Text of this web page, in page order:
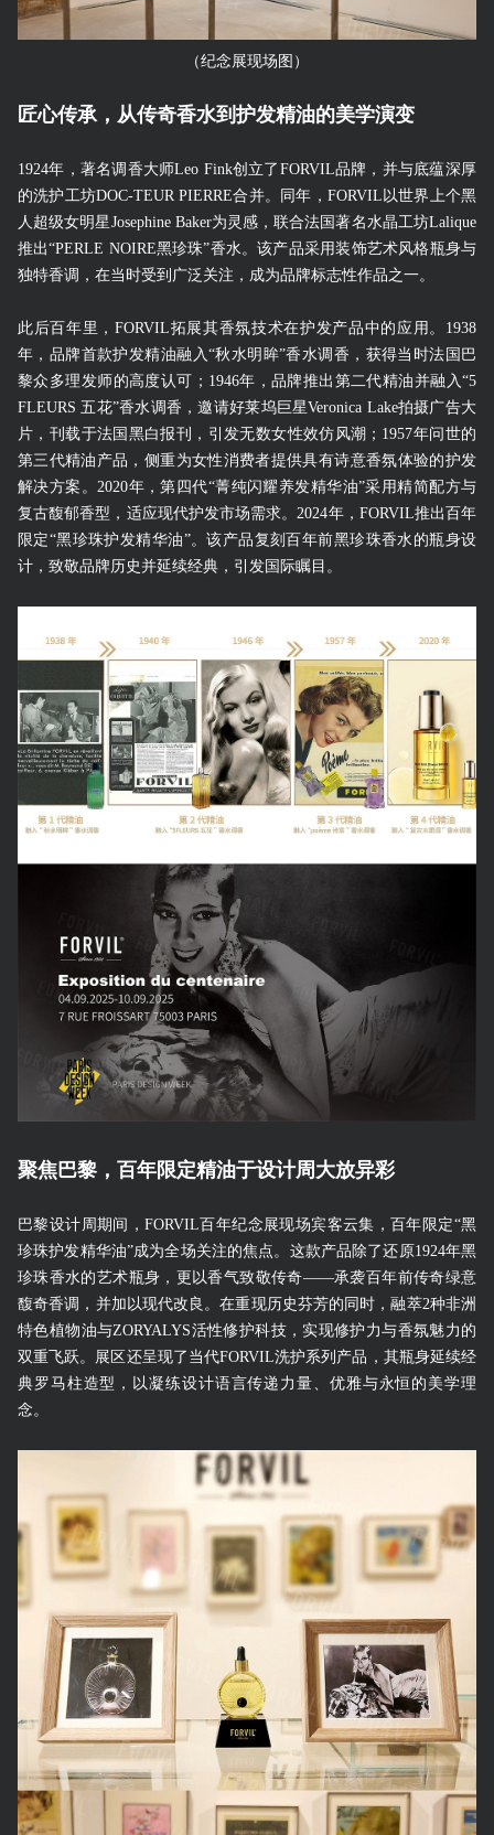
（纪念展现场图）
匠心传承，从传奇香水到护发精油的美学演变
1924年，著名调香大师Leo Fink创立了FORVIL品牌，并与底蕴深厚
的洗护工坊DOC-TEUR PIERRE合并。同年，FORVIL以世界上个黑
人超级女明星Josephine Baker为灵感，联合法国著名水晶工坊Lalique
推出“PERLE NOIRE黑珍珠”香水。该产品采用装饰艺术风格瓶身与
独特香调，在当时受到广泛关注，成为品牌标志性作品之一。
此后百年里，FORVIL拓展其香氛技术在护发产品中的应用。1938
年，品牌首款护发精油融入“秋水明眸”香水调香，获得当时法国巴
黎众多理发师的高度认可；1946年，品牌推出第二代精油并融入“5
FLEURS 五花”香水调香，邀请好莱坞巨星Veronica Lake拍摄广告大
片，刊载于法国黑白报刊，引发无数女性效仿风潮；1957年问世的
第三代精油产品，侧重为女性消费者提供具有诗意香氛体验的护发
解决方案。2020年，第四代“菁纯闪耀养发精华油”采用精简配方与
复古馥郁香型，适应现代护发市场需求。2024年，FORVIL推出百年
限定“黑珍珠护发精华油”。该产品复刻百年前黑珍珠香水的瓶身设
计，致敬品牌历史并延续经典，引发国际瞩目。
聚焦巴黎，百年限定精油于设计周大放异彩
巴黎设计周期间，FORVIL百年纪念展现场宾客云集，百年限定“黑
珍珠护发精华油”成为全场关注的焦点。这款产品除了还原1924年黑
珍珠香水的艺术瓶身，更以香气致敬传奇——承袭百年前传奇绿意
馥奇香调，并加以现代改良。在重现历史芬芳的同时，融萃2种非洲
特色植物油与ZORYALYS活性修护科技，实现修护力与香氛魅力的
双重飞跃。展区还呈现了当代FORVIL洗护系列产品，其瓶身延续经
典罗马柱造型，以凝练设计语言传递力量、优雅与永恒的美学理
念。